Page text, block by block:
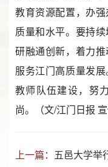
教育资源配置，办
质量和水平。要持
研融通创新，着力
服务江门高质量发
教师队伍建设，努
尚。（文/江门日报
上一篇： 五邑大学举